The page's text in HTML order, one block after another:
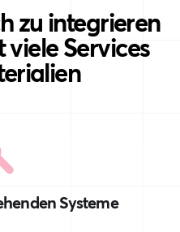
zu integrieren
Services
Systeme